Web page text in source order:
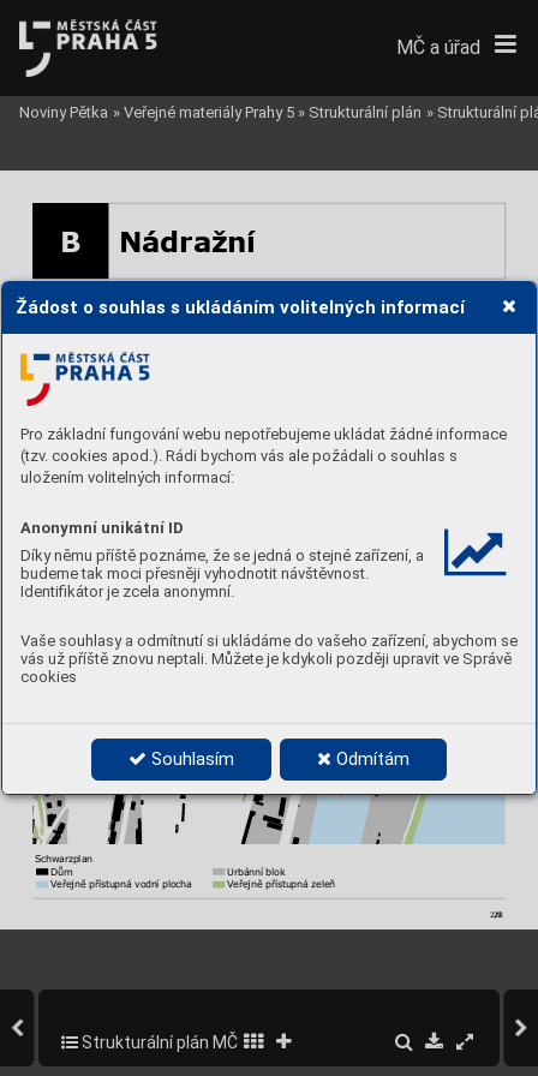
Žádost o souhlas s ukládáním volitelných informací
Pro základní fungování webu nepotřebujeme ukládat žádné informace
(tzv. cookies apod.). Rádi bychom vás ale požádali o souhlas s
uložením volitelných informací:
Anonymní unikátní ID
Díky němu příště poznáme, že se jedná o stejné zařízení, a
budeme tak moci přesněji vyhodnotit návštěvnost.
Identifikátor je zcela anonymní.
Vaše souhlasy a odmítnutí si ukládáme do vašeho zařízení, abychom se
vás už příště znovu neptali. Můžete je kdykoli později upravit ve Správě
cookies
Souhlasím Odmítám
29
Schwarzplan
     Dům
Urbánní blok
     V
eřejně přístupná vodní plocha Veřejně přístupná zeleň
Nádražní
B
2/8
MČ a úřad
Noviny Pětka » Veřejné materiály Prahy 5 » Strukturální plán » Strukturální
Strukturální plán MČ Praha 5